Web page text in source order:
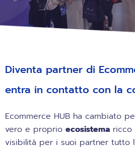
Diventa partner di
entra in contatto con la
Ecommerce HUB ha cambiato
vero e proprio ecosistema ricco
visibilità per i suoi partner tutto